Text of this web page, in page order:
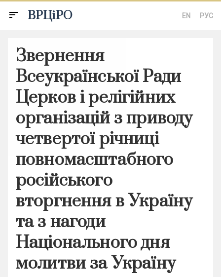
sort ВРЦіРО EN РУС
Звернення
Всеукраїнської Ради
Церков і релігійних
організацій з приводу
четвертої річниці
повномасштабного
російського
вторгнення в Україну
та з нагоди
Національного дня
молитви за Україну